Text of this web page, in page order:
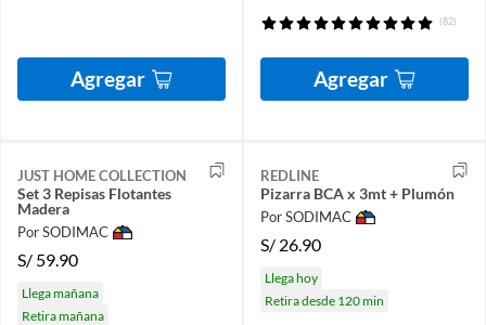
Agregar
(82)
Agregar
JUST HOME COLLECTION
Set 3 Repisas Flotantes
Madera
Por SODIMAC
S/ 59.90
Llega mañana
Retira mañana
REDLINE
Pizarra BCA x 3mt + Plumón
Por SODIMAC
S/ 26.90
Llega hoy
Retira desde 120 min